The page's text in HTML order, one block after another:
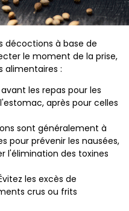
décoctions à base de
le moment de la prise,
alimentaires :
les repas pour les
après pour celles
sont généralement à
pour prévenir les nausées,
l'élimination des toxines
les excès de
crus ou frits